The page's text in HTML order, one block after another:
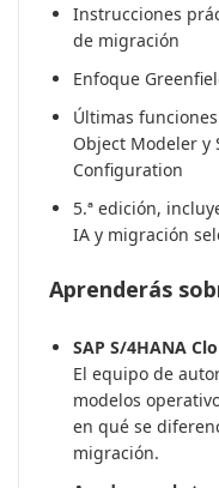
Instrucciones
de migración
Enfoque
Últimas
Object Modeler y
Configuration
5.ª edición,
IA y migración
Aprenderás
SAP S/4HANA
El equipo de
modelos
en qué se
migración.